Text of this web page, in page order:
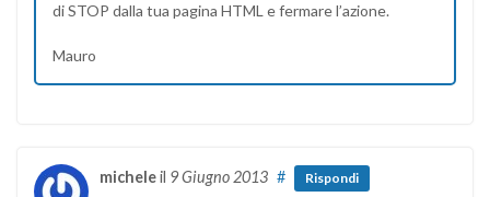
di STOP dalla tua pagina HTML e fermare l’azione.
Mauro
micheleil 9 Giugno 2013 # Rispondi